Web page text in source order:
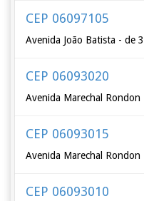
CEP 06097105
Avenida João Batista - de
CEP 06093020
Avenida Marechal
CEP 06093015
Avenida Marechal
CEP 06093010